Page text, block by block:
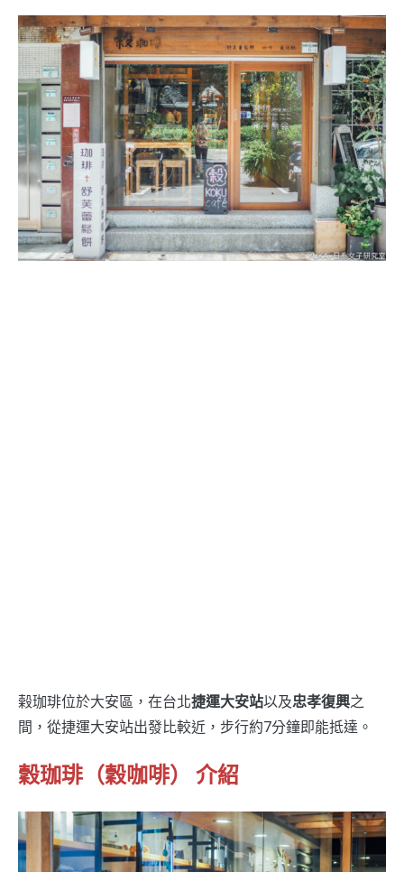
榖珈琲位於大安區，在台北捷運大安站以及忠孝復興之
間，從捷運大安站出發比較近，步行約7分鐘即能抵達。
穀珈琲（穀咖啡） 介紹